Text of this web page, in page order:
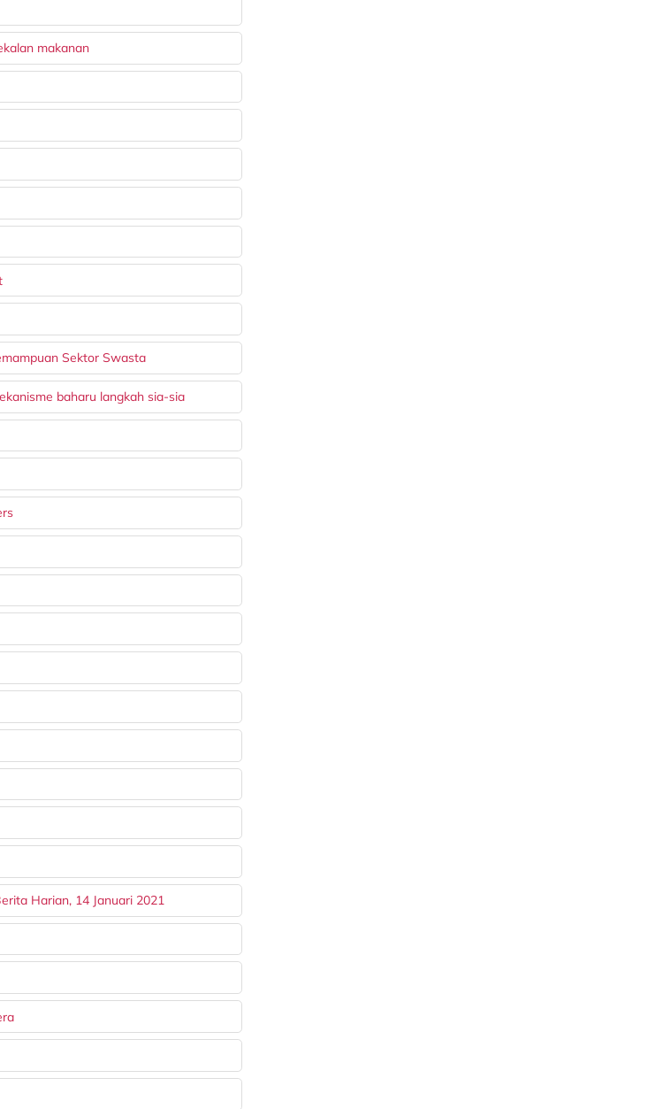
makanan
Sektor Swasta
baharu langkah sia-sia
Harian, 14 Januari 2021